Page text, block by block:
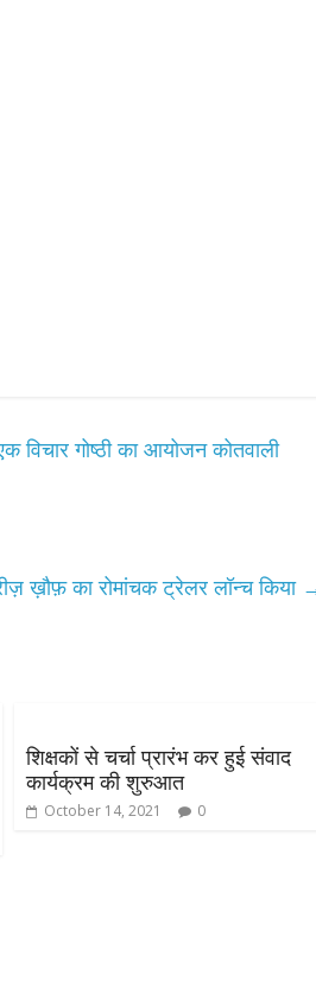
गोष्ठी का आयोजन कोतवाली
ख़ौफ़ का रोमांचक ट्रेलर लॉन्च किया
शिक्षकों से चर्चा प्रारंभ कर हुई संवाद
कार्यक्रम की शुरुआत
October 14, 2021 0